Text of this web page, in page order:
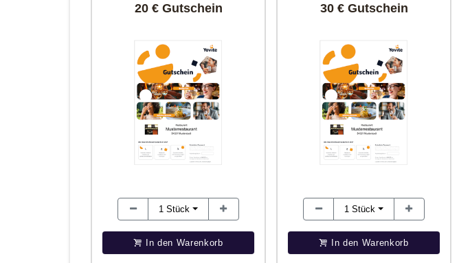
20 € Gutschein
1Stück
In den Warenkorb
30 € Gutschein
1Stück
In den Warenkorb